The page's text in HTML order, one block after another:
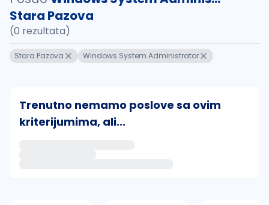
Stara Pazova
(0 rezultata)
Stara Pazova Windows System Administrator
Trenutno nemamo poslove sa ovim
kriterijumima, ali...